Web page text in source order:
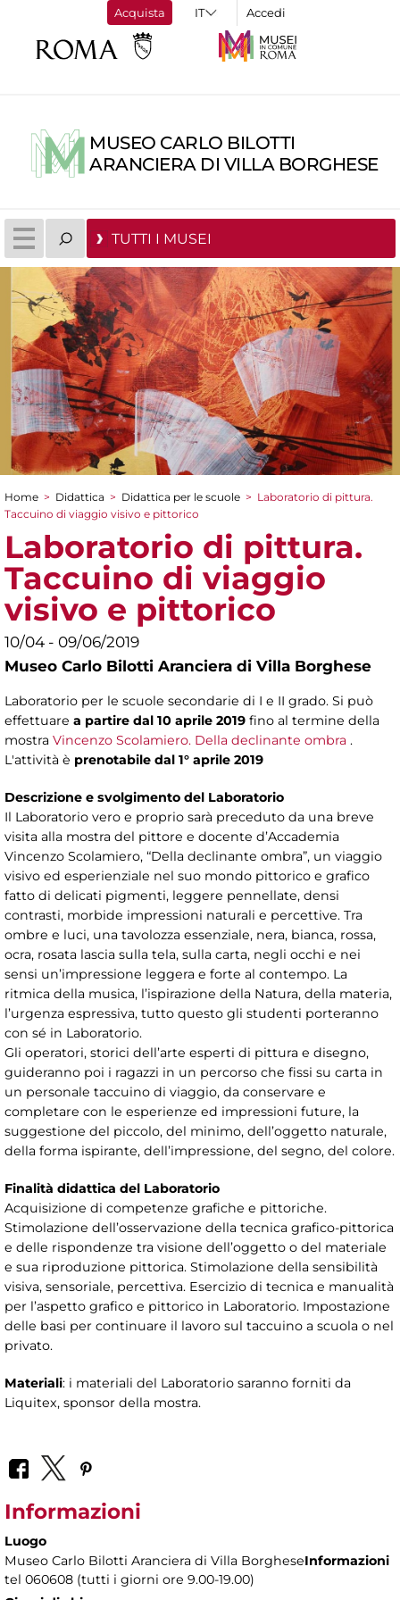
Acquista Accedi
MUSEO CARLO BILOTTI
ARANCIERA DI VILLA BORGHESE
TUTTI I MUSEI
Tu sei qui
Home > Didattica > Didattica per le scuole > Laboratorio di pittura.
Taccuino di viaggio visivo e pittorico
Laboratorio di pittura.
Taccuino di viaggio
visivo e pittorico
10/04 - 09/06/2019
Museo Carlo Bilotti Aranciera di Villa Borghese
Laboratorio per le scuole secondarie di I e II grado. Si può
effettuare a partire dal 10 aprile 2019 fino al termine della
mostra Vincenzo Scolamiero. Della declinante ombra .
L'attività è prenotabile dal 1° aprile 2019
Descrizione e svolgimento del Laboratorio
Il Laboratorio vero e proprio sarà preceduto da una breve
visita alla mostra del pittore e docente d’Accademia
Vincenzo Scolamiero, “Della declinante ombra”, un viaggio
visivo ed esperienziale nel suo mondo pittorico e grafico
fatto di delicati pigmenti, leggere pennellate, densi
contrasti, morbide impressioni naturali e percettive. Tra
ombre e luci, una tavolozza essenziale, nera, bianca, rossa,
ocra, rosata lascia sulla tela, sulla carta, negli occhi e nei
sensi un’impressione leggera e forte al contempo. La
ritmica della musica, l’ispirazione della Natura, della materia,
l’urgenza espressiva, tutto questo gli studenti porteranno
con sé in Laboratorio.
Gli operatori, storici dell’arte esperti di pittura e disegno,
guideranno poi i ragazzi in un percorso che fissi su carta in
un personale taccuino di viaggio, da conservare e
completare con le esperienze ed impressioni future, la
suggestione del piccolo, del minimo, dell’oggetto naturale,
della forma ispirante, dell’impressione, del segno, del colore.
Finalità didattica del Laboratorio
Acquisizione di competenze grafiche e pittoriche.
Stimolazione dell’osservazione della tecnica grafico-pittorica
e delle rispondenze tra visione dell’oggetto o del materiale
e sua riproduzione pittorica. Stimolazione della sensibilità
visiva, sensoriale, percettiva. Esercizio di tecnica e manualità
per l’aspetto grafico e pittorico in Laboratorio. Impostazione
delle basi per continuare il lavoro sul taccuino a scuola o nel
privato.
Materiali: i materiali del Laboratorio saranno forniti da
Liquitex, sponsor della mostra.
Informazioni
Luogo
Museo Carlo Bilotti Aranciera di Villa BorgheseInformazioni
tel 060608 (tutti i giorni ore 9.00-19.00)